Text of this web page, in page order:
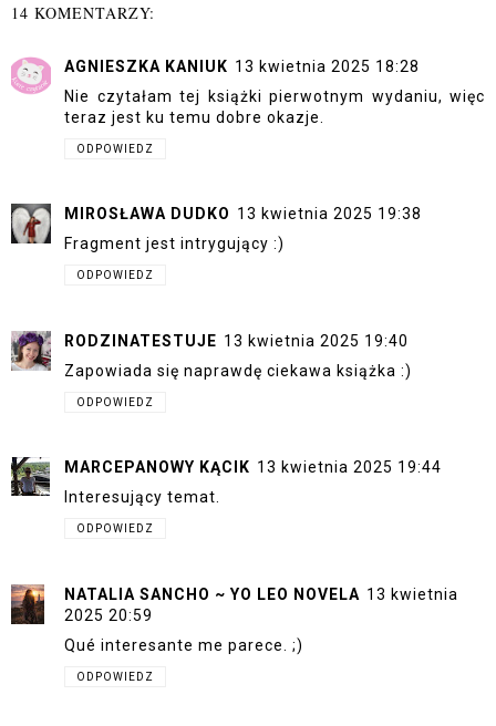
14 KOMENTARZY:
AGNIESZKA KANIUK 13 kwietnia 2025 18:28
Nie czytałam tej książki pierwotnym wydaniu, więc
teraz jest ku temu dobre okazje.
ODPOWIEDZ
MIROSŁAWA DUDKO 13 kwietnia 2025 19:38
Fragment jest intrygujący :)
ODPOWIEDZ
RODZINATESTUJE 13 kwietnia 2025 19:40
Zapowiada się naprawdę ciekawa książka :)
ODPOWIEDZ
MARCEPANOWY KĄCIK 13 kwietnia 2025 19:44
Interesujący temat.
ODPOWIEDZ
NATALIA SANCHO ~ YO LEO NOVELA 13 kwietnia
2025 20:59
Qué interesante me parece. ;)
ODPOWIEDZ